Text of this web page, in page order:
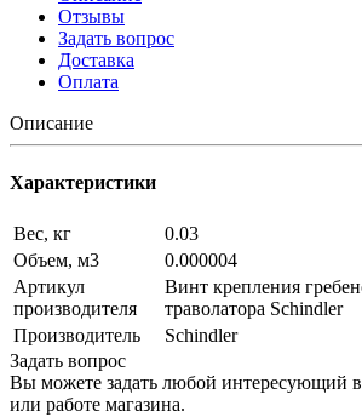
Отзывы
Задать вопрос
Доставка
Оплата
Описание
Характеристики
Вес, кг
0.03
Объем, м3
0.000004
Артикул
производителя
Винт крепления
траволатора Schindler
Производитель
Schindler
Задать вопрос
Вы можете задать любой интересующий
или работе магазина.